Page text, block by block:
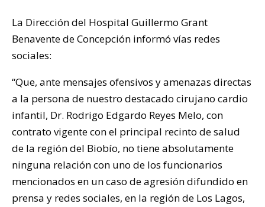
La Dirección del Hospital Guillermo Grant
Benavente de Concepción informó vías redes
sociales:
“Que, ante mensajes ofensivos y amenazas directas
a la persona de nuestro destacado cirujano cardio
infantil, Dr. Rodrigo Edgardo Reyes Melo, con
contrato vigente con el principal recinto de salud
de la región del Biobío, no tiene absolutamente
ninguna relación con uno de los funcionarios
mencionados en un caso de agresión difundido en
prensa y redes sociales, en la región de Los Lagos,